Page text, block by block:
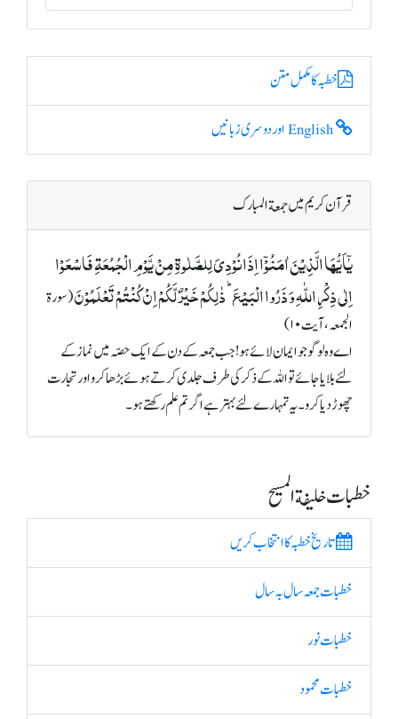
خطبہ کا مکمل متن
قرآن کریم میں جمعة المبارک
یٰۤاَیُّہَا الَّذِیۡنَ اٰمَنُوۡۤا اِذَا نُوۡدِیَ لِلصَّلٰوۃِ مِنۡ یَّوۡمِ الۡجُمُعَۃِ فَاسۡعَوۡا
اِلٰی ذِکۡرِ اللّٰہِ وَ ذَرُوا الۡبَیۡعَ ؕ ذٰلِکُمۡ خَیۡرٌ لَّکُمۡ اِنۡ کُنۡتُمۡ تَعۡلَمُوۡنَ(سورة
الجمعہ، آیت ۱۰)
اے وہ لوگو جو ایمان لائے ہو! جب جمعہ کے دن کے ایک حصّہ میں نماز کے
لئے بلایا جائے تو اللہ کے ذکر کی طرف جلدی کرتے ہوئے بڑھا کرو اور تجارت
چھوڑ دیا کرو۔ یہ تمہارے لئے بہتر ہے اگر تم علم رکھتے ہو۔
خطبات خلیفة المسیح
تاریخ خطبہ کا انتخاب کریں
خطبات جمعہ سال بہ سال
خطبات نور
خطبات محمود